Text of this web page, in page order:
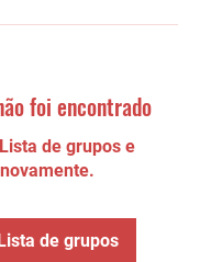
foi encontrado
de grupos e
de grupos